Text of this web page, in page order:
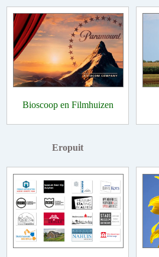
Bioscoop en Filmhuizen
Eropuit